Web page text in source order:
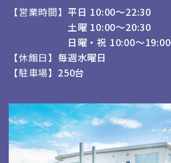
営業時間
平日 10:00～22:30
土曜 10:00～20:30
日曜・祝 10:00～19:00
休館日
毎週水曜日
駐車場
250台